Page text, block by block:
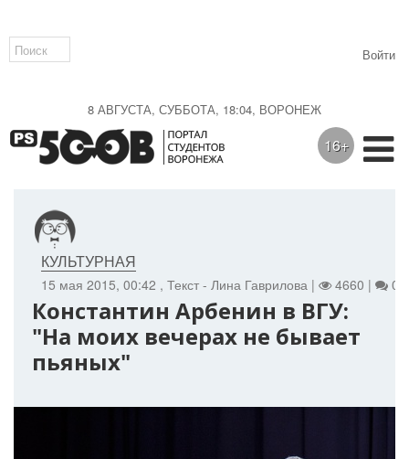
8 АВГУСТА, СУББОТА, 18:04, ВОРОНЕЖ
Войти
16+
15 мая 2015, 00:42 , Текст - Лина Гаврилова | 4660 | 0
КУЛЬТУРНАЯ
Константин Арбенин в ВГУ:
"На моих вечерах не бывает
пьяных"